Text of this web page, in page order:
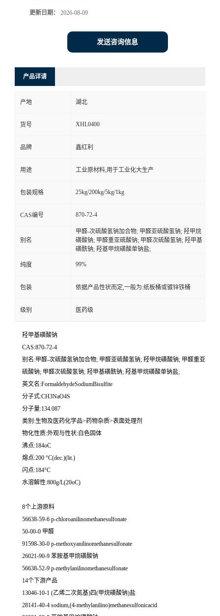
更新日期： 2026-08-09
发送咨询信息
产品详请
产地 湖北
货号 XHL0400
品牌 鑫红利
用途 工业原材料,用于工业化大生产
包装规格 25kg/200kg/5kg/1kg
CAS编号 870-72-4
别名
甲醛-次硫酸氢钠加合物; 甲醛亚硫酸氢钠; 羟甲烷
磺酸钠; 甲醛重亚硫酸钠; 甲醛次硫酸氢钠; 羟甲基
磺酰钠; 羟基甲烷磺酸单钠盐;
纯度 99%
包装 依据产品性状而定,一般为:纸板桶或镀锌铁桶
级别 医药级
羟甲基磺酸钠
CAS:870-72-4
别名:甲醛-次硫酸氢钠加合物; 甲醛亚硫酸氢钠; 羟甲烷磺酸钠; 甲醛重亚
硫酸钠; 甲醛次硫酸氢钠; 羟甲基磺酰钠; 羟基甲烷磺酸单钠盐;
英文名:FormaldehydeSodiumBisulfite
分子式:CH3NaO4S
分子量:134.087
类别:生物及医药化学品>药物杂质>表面处理剂
物化性质:外观与性状:白色固体
沸点:184oC
熔点:200 °C(dec.)(lit.)
闪点:184°C
水溶解性:800g/L(20oC)
8个上游原料
56638-59-6 p-chloroanilinomethanesulfonate
50-00-0 甲醛
91598-30-0 p-methoxyanilinomethanesulfonate
26021-90-9 苯胺基甲烷磺酸钠
56638-52-9 p-methylanilinomethanesulfonate
14个下游产品
13046-10-1 (乙烯二次氮基)四(甲烷磺酸钠)盐
28141-40-4 sodium,(4-methylanilino)methanesulfonicacid